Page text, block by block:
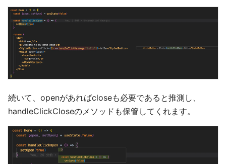
続いて、openがあればcloseも必要であると推測し、
handleClickCloseのメソッドも保管してくれます。